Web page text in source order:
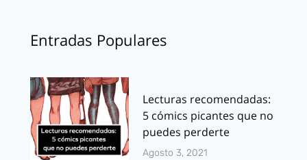
Entradas Populares
Lecturas recomendadas:
5 cómics picantes que no
puedes perderte
Agosto 3, 2021